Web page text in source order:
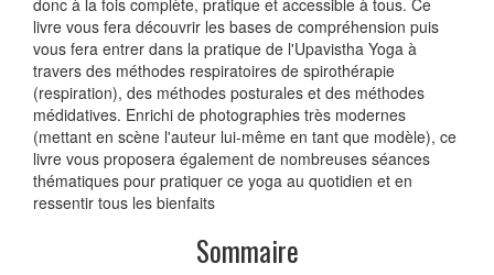
donc à la fois complète, pratique et accessible à tous. Ce
livre vous fera découvrir les bases de compréhension puis
vous fera entrer dans la pratique de l'Upavistha Yoga à
travers des méthodes respiratoires de spirothérapie
(respiration), des méthodes posturales et des méthodes
médidatives. Enrichi de photographies très modernes
(mettant en scène l'auteur lui-même en tant que modèle), ce
livre vous proposera également de nombreuses séances
thématiques pour pratiquer ce yoga au quotidien et en
ressentir tous les bienfaits
Sommaire